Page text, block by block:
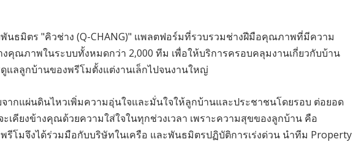
นธมิตร "คิวช่าง (Q-CHANG)" แพลตฟอร์มที่รวบรวมช่างฝีมือคุณภาพที่มีความ
คุณภาพในระบบทั้งหมดกว่า 2,000 ทีม เพื่อให้บริการครอบคลุมงานเกี่ยวกับบ้าน
แลลูกบ้านของพรีโมตั้งแต่งานเล็กไปจนงานใหญ่
ากแผ่นดินไหวเพิ่มความอุ่นใจและมั่นใจให้ลูกบ้านและประชาชนโดยรอบ ต่อยอด
เคียงข้างคุณด้วยความใส่ใจในทุกช่วงเวลา เพราะความสุขของลูกบ้าน คือ
รีโมจึงได้ร่วมมือกับบริษัทในเครือ และพันธมิตรปฏิบัติการเร่งด่วน นำทีม Property